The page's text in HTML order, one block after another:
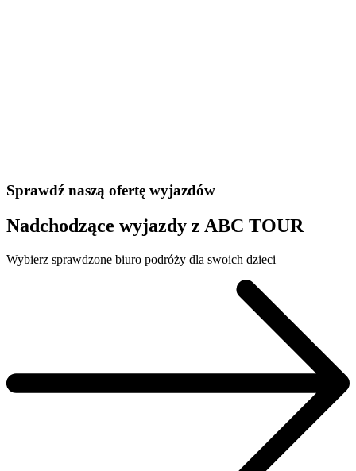
Sprawdź naszą ofertę wyjazdów
Nadchodzące wyjazdy z ABC TOUR
Wybierz sprawdzone biuro podróży dla swoich dzieci